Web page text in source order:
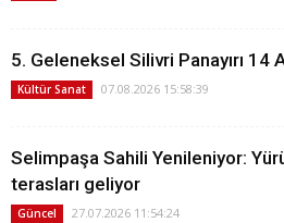
5. Geleneksel Silivri Panayırı 14
Kültür Sanat 07.08.2026 15:58:39
Selimpaşa Sahili Yenileniyor:
terasları geliyor
Güncel 27.07.2026 11:54:24